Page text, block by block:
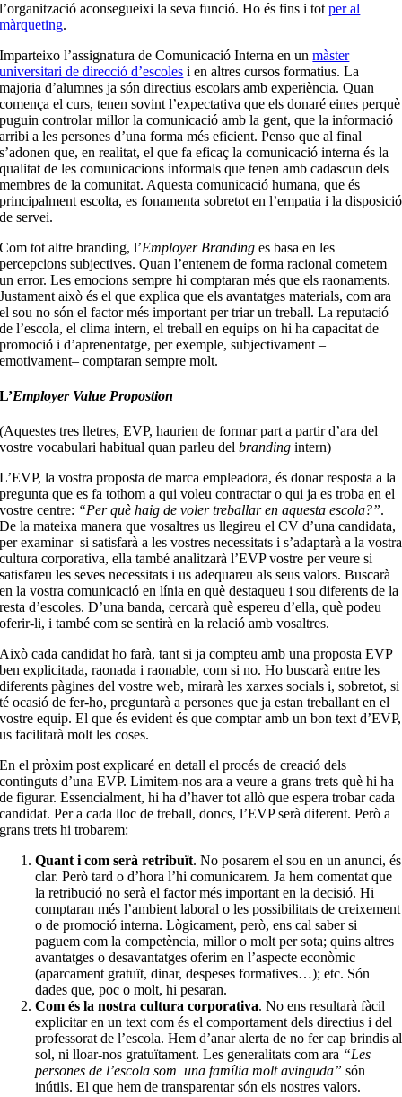
l’organització aconsegueixi la seva funció. Ho és fins i totper al
màrqueting.
Imparteixo l’assignatura de Comunicació Interna en unmàster
universitari de direcció d’escoles i en altres cursos formatius. La
majoria d’alumnes ja són directius escolars amb experiència. Quan
comença el curs, tenen sovint l’expectativa que els donaré eines perquè
puguin controlar millor la comunicació amb la gent, que la informació
arribi a les persones d’una forma més eficient. Penso que al final
s’adonen que, en realitat, el que fa eficaç la comunicació interna és la
qualitat de les comunicacions informals que tenen amb cadascun dels
membres de la comunitat. Aquesta comunicació humana, que és
principalment escolta, es fonamenta sobretot en l’empatia i la disposició
de servei.
Com tot altre branding, l’Employer Branding es basa en les
percepcions subjectives. Quan l’entenem de forma racional cometem
un error. Les emocions sempre hi comptaran més que els raonaments.
Justament això és el que explica que els avantatges materials, com ara
el sou no són el factor més important per triar un treball. La reputació
de l’escola, el clima intern, el treball en equips on hi ha capacitat de
promoció i d’aprenentatge, per exemple, subjectivament –
emotivament– comptaran sempre molt.
L’Employer Value Propostion
(Aquestes tres lletres, EVP, haurien de formar part a partir d’ara del
vostre vocabulari habitual quan parleu delbrandingintern)
L’EVP, la vostra proposta de marca empleadora, és donar resposta a la
pregunta que es fa tothom a qui voleu contractar o qui ja es troba en el
vostre centre: “Per què haig de voler treballar en aquesta escola?”.
De la mateixa manera que vosaltres us llegireu el CV d’una candidata,
per examinar si satisfarà a les vostres necessitats i s’adaptarà a la vostra
cultura corporativa, ella també analitzarà l’EVP vostre per veure si
satisfareu les seves necessitats i us adequareu als seus valors. Buscarà
en la vostra comunicació en línia en què destaqueu i sou diferents de la
resta d’escoles. D’una banda, cercarà què espereu d’ella, què podeu
oferir-li, i també com se sentirà en la relació amb vosaltres.
Això cada candidat ho farà, tant si ja compteu amb una proposta EVP
ben explicitada, raonada i raonable, com si no. Ho buscarà entre les
diferents pàgines del vostre web, mirarà les xarxes socials i, sobretot, si
té ocasió de fer-ho, preguntarà a persones que ja estan treballant en el
vostre equip. El que és evident és que comptar amb un bon text d’EVP,
us facilitarà molt les coses.
En el pròxim post explicaré en detall el procés de creació dels
continguts d’una EVP. Limitem-nos ara a veure a grans trets què hi ha
de figurar. Essencialment, hi ha d’haver tot allò que espera trobar cada
candidat. Per a cada lloc de treball, doncs, l’EVP serà diferent. Però a
grans trets hi trobarem:
Quant i com serà retribuït. No posarem el sou en un anunci, és
clar. Però tard o d’hora l’hi comunicarem. Ja hem comentat que
la retribució no serà el factor més important en la decisió. Hi
comptaran més l’ambient laboral o les possibilitats de creixement
o de promoció interna. Lògicament, però, ens cal saber si
paguem com la competència, millor o molt per sota; quins altres
avantatges o desavantatges oferim en l’aspecte econòmic
(aparcament gratuït, dinar, despeses formatives…); etc. Són
dades que, poc o molt, hi pesaran.
Com és la nostra cultura corporativa. No ens resultarà fàcil
explicitar en un text com és el comportament dels directius i del
professorat de l’escola. Hem d’anar alerta de no fer cap brindis al
sol, ni lloar-nos gratuïtament. Les generalitats com ara “Les
persones de l’escola som una família molt avinguda” són
inútils. El que hem de transparentar són els nostres valors.